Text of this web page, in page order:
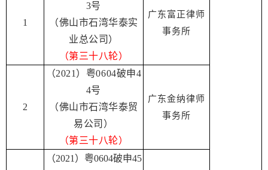
1
3号
（佛山市石湾华泰实
业总公司）
（第三十八轮）
广东富正律师
事务所
2
（2021）粤0604破申4
4号
（佛山市石湾华泰贸
易公司）
（第三十八轮）
广东金纳律师
事务所
（2021）粤0604破申45